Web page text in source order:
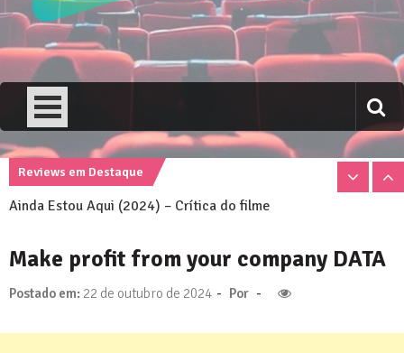
Cinemarte
Os melhores reviews de filmes e séries!
Reviews em Destaque
Nosso Verão Daria Um Filme (2023) – Crítica
Emilia Perez (2024) – Crítica do filme
Ainda Estou Aqui (2024) – Crítica do filme
Nosso Verão Daria Um Filme (2023) – Crítica
Make profit from your company DATA
Postado em: 22 de outubro de 2024 - Por -